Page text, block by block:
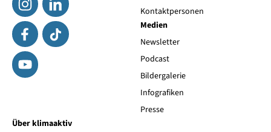
Kontaktpersonen
Medien
Newsletter
Podcast
Bildergalerie
Infografiken
Presse
Über klimaaktiv